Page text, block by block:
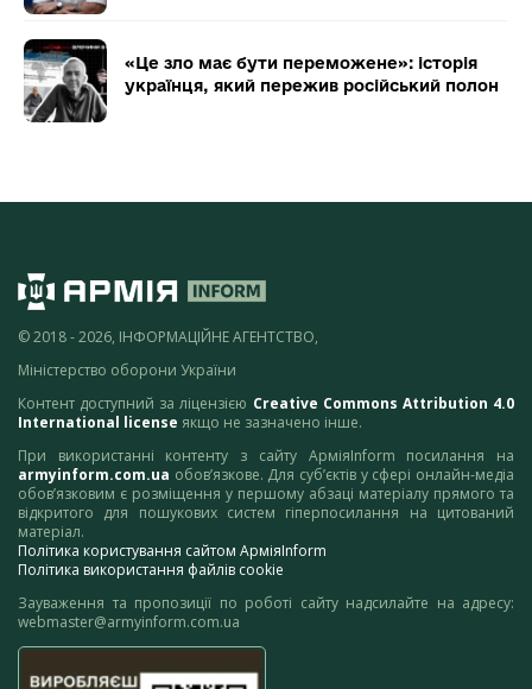
«Це зло має бути переможене»: історія
українця, який пережив російський полон
© 2018 - 2026, ІНФОРМАЦІЙНЕ АГЕНТСТВО,
Міністерство оборони України
Контент доступний за ліцензією Creative Commons Attribution 4.0
International license якщо не зазначено інше.
При використанні контенту з сайту АрміяInform посилання на
armyinform.com.ua обов’язкове. Для суб’єктів у сфері онлайн-медіа
обов’язковим є розміщення у першому абзаці матеріалу прямого та
відкритого для пошукових систем гіперпосилання на цитований
матеріал.
Політика користування сайтом АрміяInform
Політика використання файлів cookie
Зауваження та пропозиції по роботі сайту надсилайте на адресу:
webmaster@armyinform.com.ua